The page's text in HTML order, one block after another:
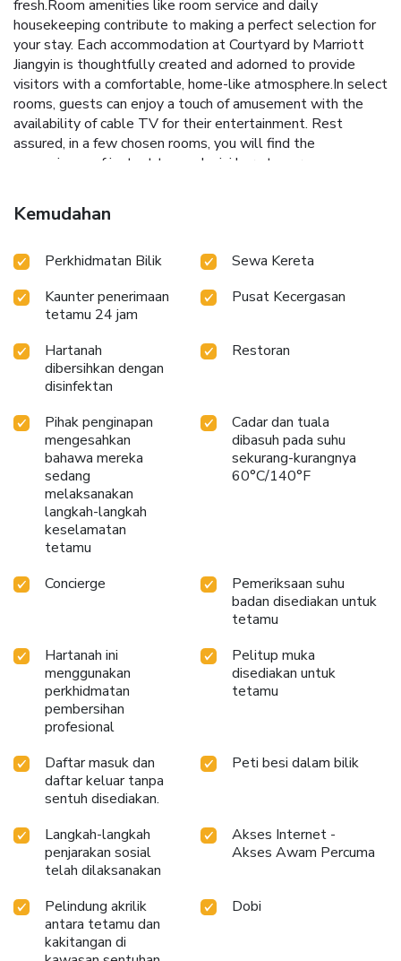
fresh.Room amenities like room service and daily
housekeeping contribute to making a perfect selection for
your stay. Each accommodation at Courtyard by Marriott
Jiangyin is thoughtfully created and adorned to provide
visitors with a comfortable, home-like atmosphere.In select
rooms, guests can enjoy a touch of amusement with the
availability of cable TV for their entertainment. Rest
assured, in a few chosen rooms, you will find the
convenience of instant tea and mini bar at your
dryer and bathrobes available in select guest restrooms.
Embark on your holiday experience in the most ideal
site breakfast. Experience the delight of a fresh morning by
Experience an unforgettable evening with your fellow
travelers just a short distance away, at hotel's bar.
Kemudahan
Perkhidmatan Bilik
Sewa Kereta
Kaunter penerimaan
tetamu 24 jam
Pusat Kecergasan
Hartanah
dibersihkan dengan
disinfektan
Restoran
Pihak penginapan
mengesahkan
bahawa mereka
sedang
melaksanakan
langkah-langkah
keselamatan
tetamu
Cadar dan tuala
dibasuh pada suhu
sekurang-kurangnya
60°C/140°F
Concierge
Pemeriksaan suhu
badan disediakan untuk
tetamu
Hartanah ini
menggunakan
perkhidmatan
pembersihan
profesional
Pelitup muka
disediakan untuk
tetamu
Daftar masuk dan
daftar keluar tanpa
sentuh disediakan.
Peti besi dalam bilik
Langkah-langkah
penjarakan sosial
telah dilaksanakan
Akses Internet -
Akses Awam Percuma
Pelindung akrilik
antara tetamu dan
kakitangan di
Dobi